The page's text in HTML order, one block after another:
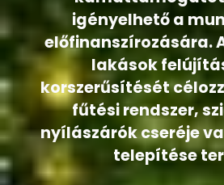
igényelhető a
előfinanszírozására.
lakások
korszerűsítését
fűtési rendszer,
nyílászárók cseréje
telepítése